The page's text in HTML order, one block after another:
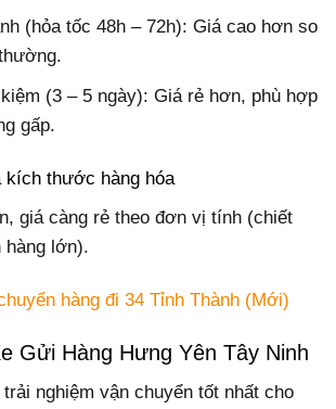
(hỏa tốc 48h – 72h): Giá cao hơn so
(3 – 5 ngày): Giá rẻ hơn, phù hợp
gấp.
thước hàng hóa
giá càng rẻ theo đơn vị tính (chiết
hàng lớn).
hàng đi 34 Tỉnh Thành (Mới)
Gửi Hàng Hưng Yên Tây Ninh
trải nghiệm vận chuyển tốt nhất cho